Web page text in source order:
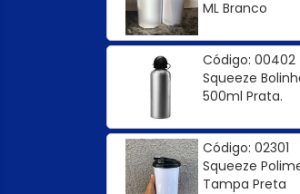
ML Branco
Código: 00402
Squeeze
500ml Prata.
Código: 02301
Squeeze
Tampa Preta